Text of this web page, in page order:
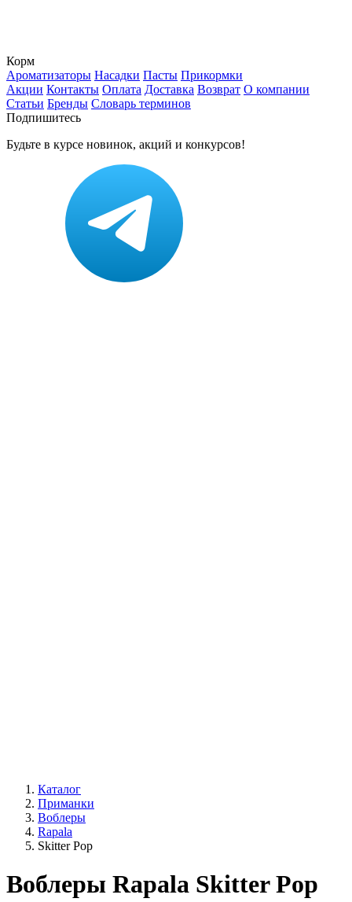
Корм
Ароматизаторы Насадки Пасты Прикормки
Акции Контакты Оплата Доставка Возврат О компании
Статьи Бренды Словарь терминов
Подпишитесь
Будьте в курсе новинок, акций и конкурсов!
Каталог
Приманки
Воблеры
Rapala
Skitter Pop
Воблеры Rapala Skitter Pop